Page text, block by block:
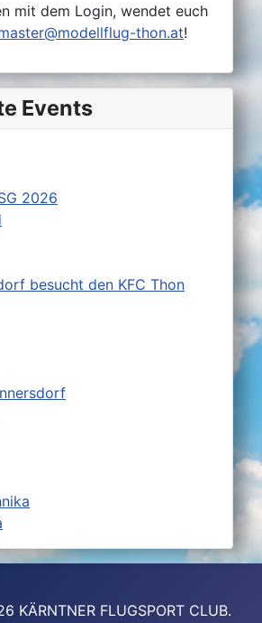
Events
2026
besucht den KFC Thon
mit dem Login, wendet euch
thon.at!
KÄRNTNER FLUGSPORT CLUB.